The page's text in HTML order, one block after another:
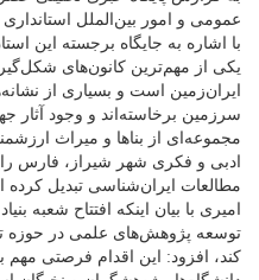
عمومی و امور بین‌الملل
با اشاره به جایگاه برجسته این
یکی از مهم‌ترین کانون‌های
ایران‌زمین است و بسیاری از
سرزمین برخاسته‌اند و وجود آثار
مجموعه‌ای از بناها و میراث
ادبی و فکری شهر شیراز، فارس
مطالعات ایران‌شناسی تبدیل کرده
امیری با بیان اینکه افتتاح شعبه
توسعه پژوهش‌های علمی در حوزه
کند، افزود: این اقدام فرصتی